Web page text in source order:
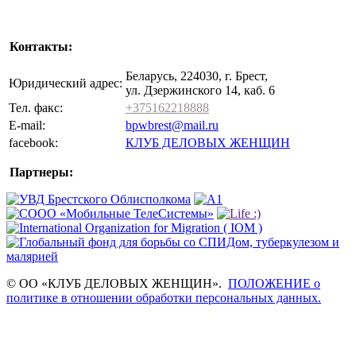
Контакты:
Юридический адрес:
Беларусь, 224030, г. Брест,
ул. Дзержинского 14, каб. 6
Тел. факс:
+375162218888
E-mail:
bpwbrest@mail.ru
facebook:
КЛУБ ДЕЛОВЫХ ЖЕНЩИН
Партнеры:
© ОО «КЛУБ ДЕЛОВЫХ ЖЕНЩИН». ПОЛОЖЕНИЕ о
политике в отношении обработки персональных данных.